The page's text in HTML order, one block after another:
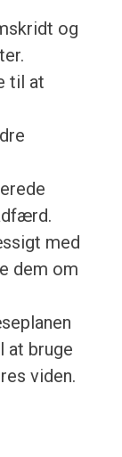
og
til at
med
dem om
at bruge
viden.